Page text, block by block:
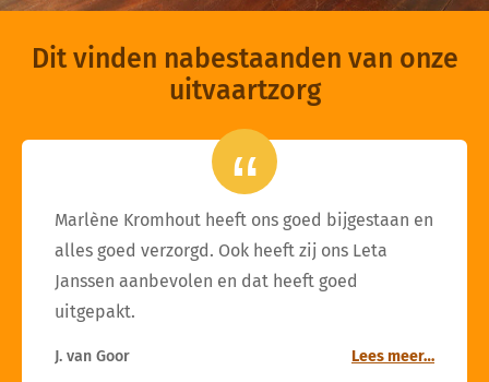
Dit vinden nabestaanden van onze
uitvaartzorg
Marlène Kromhout heeft ons goed bijgestaan en
alles goed verzorgd. Ook heeft zij ons Leta
Janssen aanbevolen en dat heeft goed
uitgepakt.
J. van Goor Lees meer…